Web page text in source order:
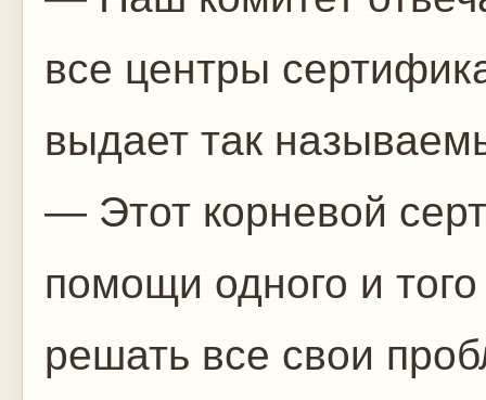
все центры
выдает так
— Этот корневой
помощи одного и
решать все свои